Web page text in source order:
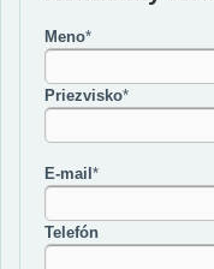
Meno*
Priezvisko*
E-mail*
Telefón